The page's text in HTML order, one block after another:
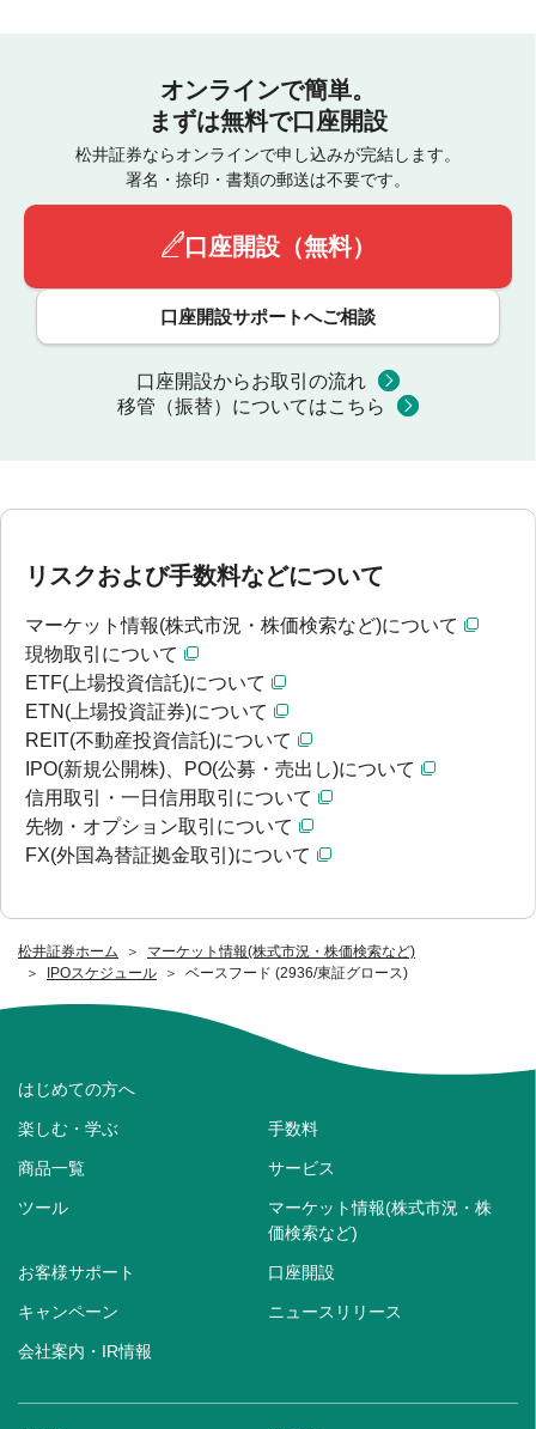
松井証券ホーム
マーケット情報(株式市況・株価検索など)
IPOスケジュール
ベースフード (2936/東証グロース)
オンラインで簡単。
まずは無料で口座開設
松井証券ならオンラインで申し込みが完結します。
署名・捺印・書類の郵送は不要です。
口座開設（無料）
口座開設サポートへご相談
口座開設からお取引の流れ
移管（振替）についてはこちら
リスクおよび手数料などについて
マーケット情報(株式市況・株価検索など)について
現物取引について
ETF(上場投資信託)について
ETN(上場投資証券)について
REIT(不動産投資信託)について
IPO(新規公開株)、PO(公募・売出し)について
信用取引・一日信用取引について
先物・オプション取引について
FX(外国為替証拠金取引)について
はじめての方へ
楽しむ・学ぶ 手数料
商品一覧 サービス
ツール
マーケット情報(株式市況・株
価検索など)
お客様サポート 口座開設
キャンペーン ニュースリリース
会社案内・IR情報